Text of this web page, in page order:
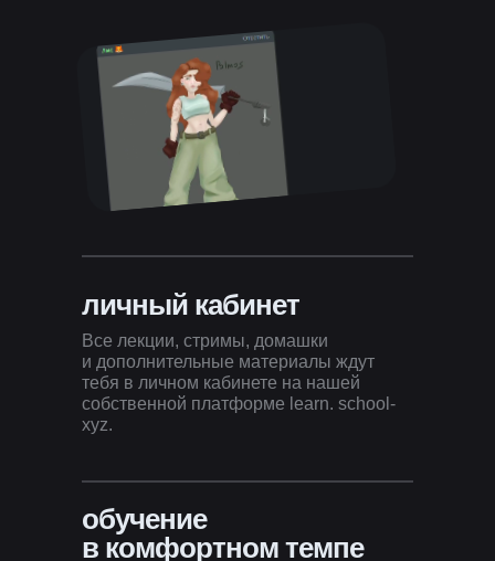
Все лекции, стримы, домашки
и дополнительные материалы ждут
тебя в личном кабинете на нашей
собственной платформе learn. school-
xyz.
личный кабинет
обучение
в комфортном темпе